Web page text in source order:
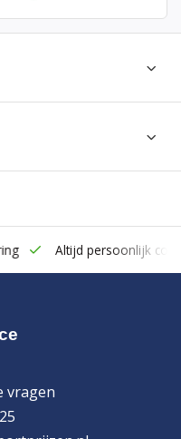
Altijd persoonlijk
vragen